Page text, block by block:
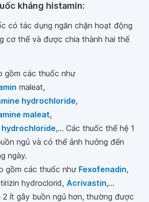
kháng histamin:
có tác dụng ngăn chặn hoạt động
cơ thể và được chia thành hai thế
gồm các thuốc như
maleat,
hydrochloride,
maleat,
,… Các thuốc thế hệ 1
ngủ và có thể ảnh hưởng đến
ngày.
gồm các thuốc như Fexofenadin,
hydroclorid, Acrivastin,…
2 ít gây buồn ngủ hơn, thường được